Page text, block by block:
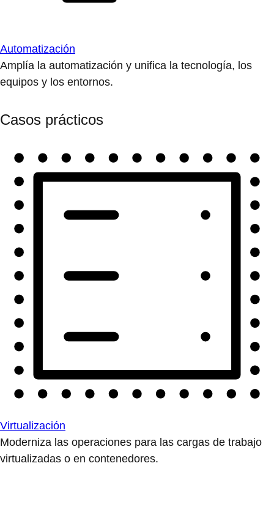
Automatización
Amplía la automatización y unifica la tecnología, los
equipos y los entornos.
Casos prácticos
Virtualización
Moderniza las operaciones para las cargas de trabajo
virtualizadas o en contenedores.